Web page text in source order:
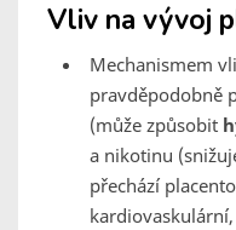
Vliv na vývoj
Mechanismem
pravděpodobně
(může způsobit
a nikotinu
přechází